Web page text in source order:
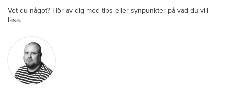
Vet du något? Hör av dig med tips eller synpunkter på vad du vill
läsa.